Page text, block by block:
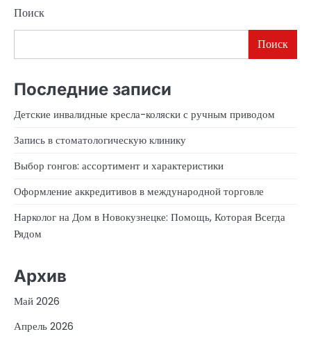
Поиск
Поиск
Последние записи
Детские инвалидные кресла-коляски с ручным приводом
Запись в стоматологическую клинику
Выбор гонгов: ассортимент и характеристики
Оформление аккредитивов в международной торговле
Нарколог на Дом в Новокузнецке: Помощь, Которая Всегда
Рядом
Архив
Май 2026
Апрель 2026